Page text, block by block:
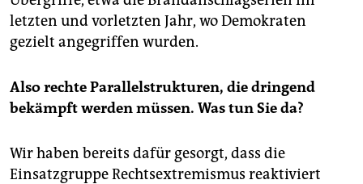
letzten und vorletzten Jahr, wo Demokraten
gezielt angegriffen wurden.
Also rechte Parallelstrukturen, die dringend
bekämpft werden müssen. Was tun Sie da?
Wir haben bereits dafür gesorgt, dass die
Einsatzgruppe Rechtsextremismus reaktiviert